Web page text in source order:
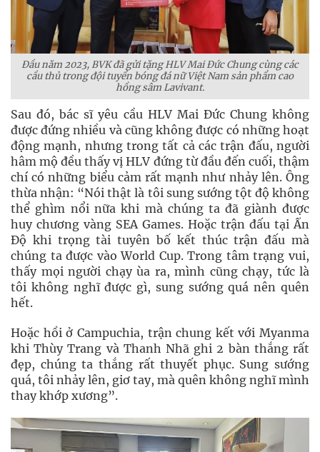
Đầu năm 2023, BVK đã gửi tặng HLV Mai Đức Chung cùng các
cầu thủ trong đội tuyển bóng đá nữ Việt Nam sản phẩm cao
hồng sâm Lavivant.
Sau đó, bác sĩ yêu cầu HLV Mai Đức Chung không
được đứng nhiều và cũng không được có những hoạt
động mạnh, nhưng trong tất cả các trận đấu, người
hâm mộ đều thấy vị HLV đứng từ đầu đến cuối, thậm
chí có những biểu cảm rất mạnh như nhảy lên. Ông
thừa nhận: “Nói thật là tôi sung sướng tột độ không
thể ghìm nổi nữa khi mà chúng ta đã giành được
huy chương vàng SEA Games. Hoặc trận đấu tại Ấn
Độ khi trọng tài tuyên bố kết thúc trận đấu mà
chúng ta được vào World Cup. Trong tâm trạng vui,
thấy mọi người chạy ùa ra, mình cũng chạy, tức là
tôi không nghĩ được gì, sung sướng quá nên quên
hết.
Hoặc hồi ở Campuchia, trận chung kết với Myanma
khi Thùy Trang và Thanh Nhã ghi 2 bàn thắng rất
đẹp, chúng ta thắng rất thuyết phục. Sung sướng
quá, tôi nhảy lên, giơ tay, mà quên không nghĩ mình
thay khớp xương”.